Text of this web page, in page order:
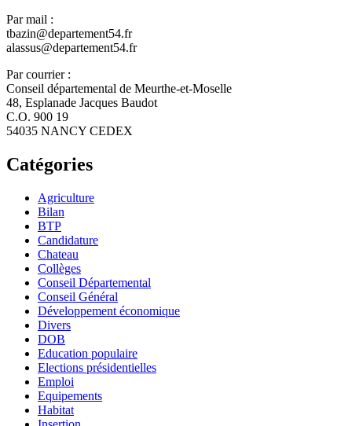
Par mail :
tbazin@departement54.fr
alassus@departement54.fr
Par courrier :
Conseil départemental de Meurthe-et-Moselle
48, Esplanade Jacques Baudot
C.O. 900 19
54035 NANCY CEDEX
Catégories
Agriculture
Bilan
BTP
Candidature
Chateau
Collèges
Conseil Départemental
Conseil Général
Développement économique
Divers
DOB
Education populaire
Elections présidentielles
Emploi
Equipements
Habitat